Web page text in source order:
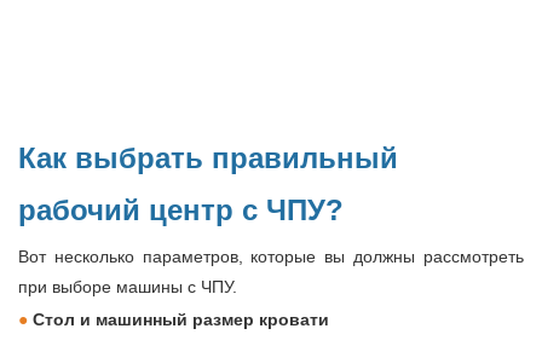
Как выбрать правильный
рабочий центр с ЧПУ?
Вот несколько параметров, которые вы должны рассмотреть
при выборе машины с ЧПУ.
● Стол и машинный размер кровати